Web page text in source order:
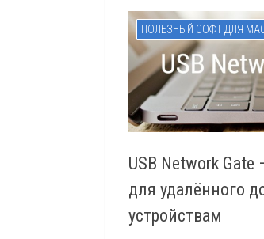
ПОЛЕЗНЫЙ СОФТ ДЛЯ
USB Network
для удалённого
устройствам